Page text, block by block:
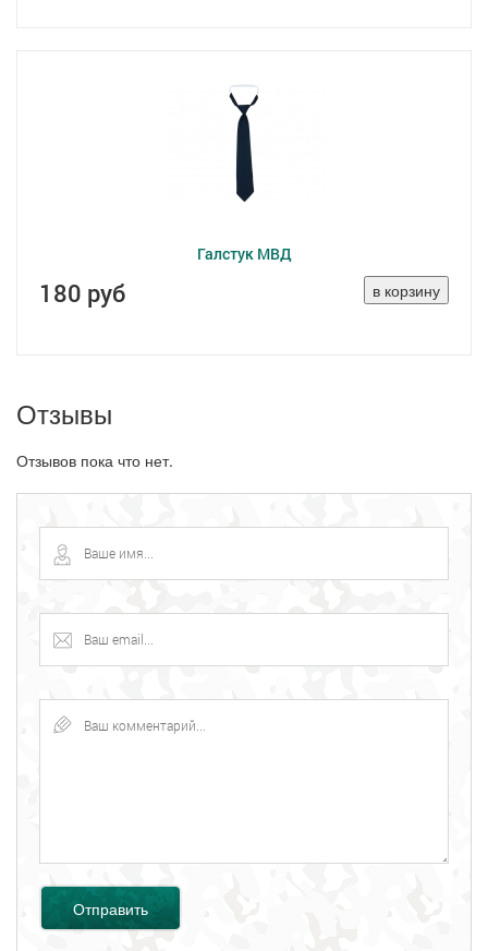
Галстук МВД
180 руб
Отзывы
Отзывов пока что нет.
Отправить